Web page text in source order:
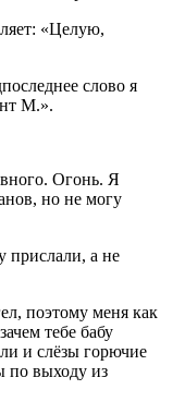
«Целую,
слово я
М.».
Огонь. Я
но не могу
а не
поэтому меня как
тебе бабу
и слёзы горючие
по выходу из